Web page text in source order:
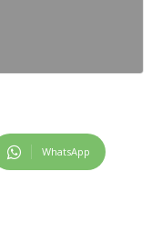
WhatsApp